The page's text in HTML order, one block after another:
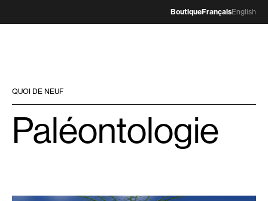
BoutiqueFrançaisEnglish
QUOI DE NEUF
Paléontologie